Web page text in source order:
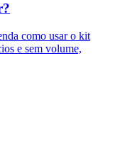
como usar o kit
e sem volume,